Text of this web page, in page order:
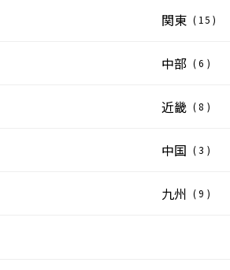
関東 ( 15 )
中部 ( 6 )
近畿 ( 8 )
中国 ( 3 )
九州 ( 9 )